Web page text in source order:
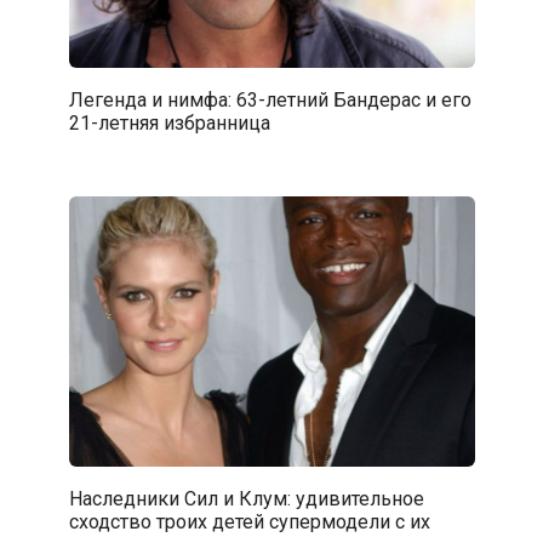
Легенда и нимфа: 63-летний Бандерас и его
21-летняя избранница
Наследники Сил и Клум: удивительное
сходство троих детей супермодели с их